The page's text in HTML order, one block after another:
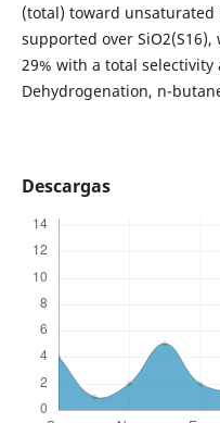
(total) toward
supported over
29% with a total selectivity
Dehydrogenation, n-
Descargas